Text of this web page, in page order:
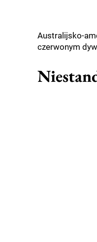
Australijsko-
czerwonym